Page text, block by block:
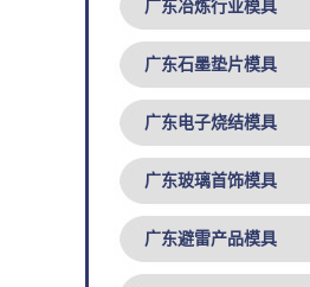
广东冶炼行业模具
广东石墨垫片模具
广东电子烧结模具
广东玻璃首饰模具
广东避雷产品模具